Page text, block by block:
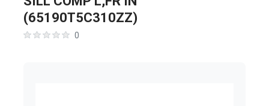
(65190T5C310ZZ)
0